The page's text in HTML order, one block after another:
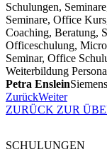
Petra Enslein
ZurückWeiter
ZURÜCK ZUR
SCHULUNGEN